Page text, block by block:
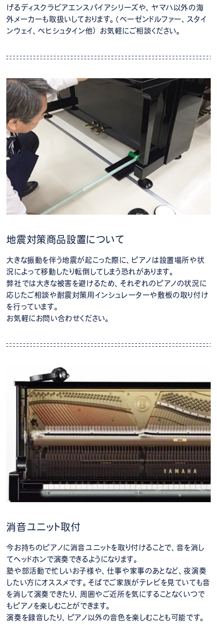
げるディスクラビアエンスパイアシリーズや、ヤマハ以外の海
外メーカーも取扱いしております。（ベーゼンドルファー、スタイ
ンウェイ、ベヒシュタイン他） お気軽にご相談ください。
地震対策商品設置について
大きな振動を伴う地震が起こった際に、ピアノは設置場所や状
況によって移動したり転倒してしまう恐れがあります。
弊社では大きな被害を避けるため、それぞれのピアノの状況に
応じたご相談や耐震対策用インシュレーターや敷板の取り付け
を行っています。
お気軽にお問い合わせください。
消音ユニット取付
今お持ちのピアノに消音ユニットを取り付けることで、音を消し
てヘッドホンで演奏できるようになります。
塾や部活動で忙しいお子様や、仕事や家事のあとなど、夜演奏
したい方にオススメです。そばでご家族がテレビを見ていても音
を消して演奏できたり、周囲やご近所を気にすることなくいつで
もピアノを楽しむことができます。
演奏を録音したり、ピアノ以外の音色を楽しむことも可能です。